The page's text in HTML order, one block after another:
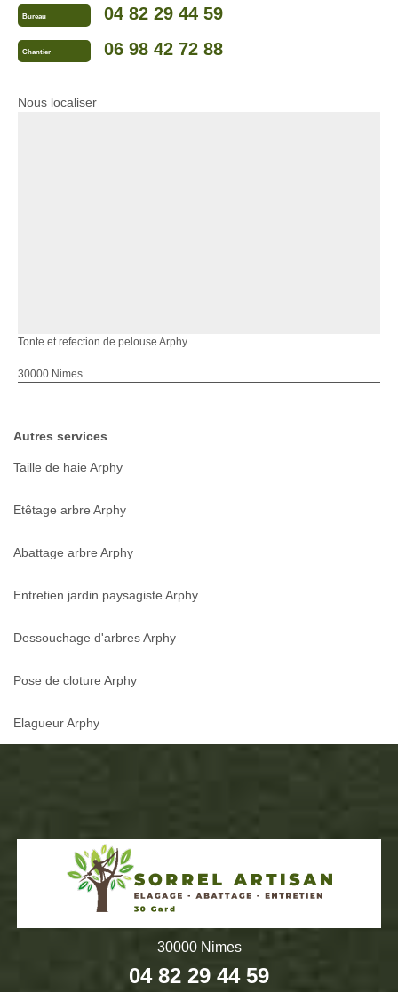
Bureau 04 82 29 44 59
Chantier 06 98 42 72 88
Nous localiser
Tonte et refection de pelouse Arphy
30000 Nimes
Autres services
Taille de haie Arphy
Etêtage arbre Arphy
Abattage arbre Arphy
Entretien jardin paysagiste Arphy
Dessouchage d'arbres Arphy
Pose de cloture Arphy
Elagueur Arphy
30000 Nimes
04 82 29 44 59